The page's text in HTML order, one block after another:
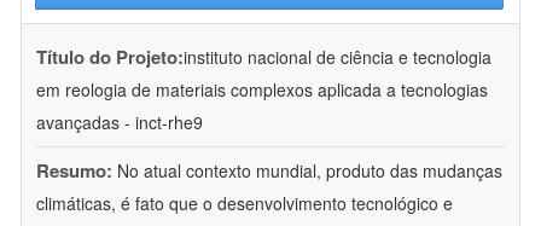
Título do Projeto:instituto nacional de ciência e tecnologia
em reologia de materiais complexos aplicada a tecnologias
avançadas - inct-rhe9
Resumo: No atual contexto mundial, produto das mudanças
climáticas, é fato que o desenvolvimento tecnológico e